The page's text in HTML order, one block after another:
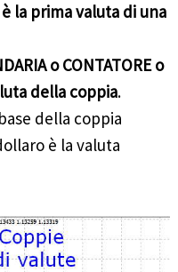
la prima valuta di una
o CONTATORE o
della coppia.
della coppia
è la valuta